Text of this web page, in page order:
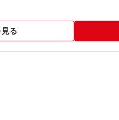
す。
る